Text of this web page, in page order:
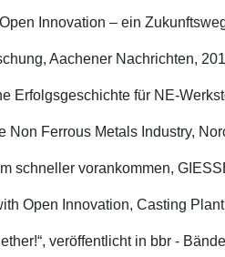
Innovation – ein
Aachener Nachrichten,
Erfolgsgeschichte für NE-
Non Ferrous Metals Industry,
schneller vorankommen,
Open Innovation, Casting
veröffentlicht in bbr -